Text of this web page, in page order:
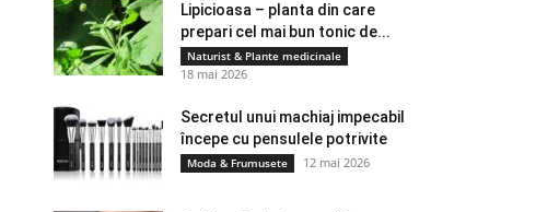
Lipicioasa – planta din care
prepari cel mai bun tonic de...
Naturist & Plante medicinale
18 mai 2026
Secretul unui machiaj impecabil
începe cu pensulele potrivite
Moda & Frumusete 12 mai 2026